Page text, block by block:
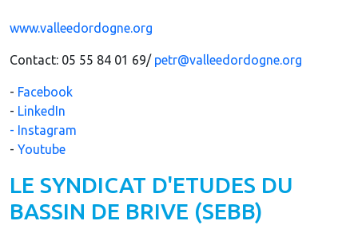
www.valleedordogne.org
Contact: 05 55 84 01 69/ petr@valleedordogne.org
- Facebook
- LinkedIn
- Instagram
- Youtube
LE SYNDICAT D'ETUDES DU
BASSIN DE BRIVE (SEBB)